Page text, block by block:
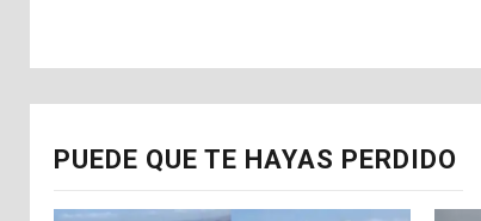
PUEDE QUE TE HAYAS PERDIDO